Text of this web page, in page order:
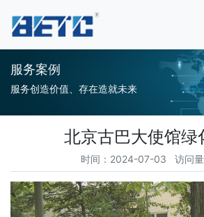
服务案例
服务创造价值、存在造就未来
北京古巴大使馆绿
时间：2024-07-03 访问